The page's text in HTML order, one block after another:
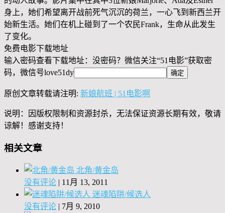
身上，她们希望离开战前死气沉沉的荷兰，一心飞到新西兰开
始新生活。她们在机上碰到了一个农民Frank，生命从此发生
了变化。
免费电影下载地址
输入密码查看下载地址：没密码？微信关注“51电影”获取密
码，微信号love51dy
原创文章转载请注明: 新娘航班 | 51电影啊
说明：因版权限制和资源封杀，无法保证资源长期有效，敬请
谅解！感谢支持！
相关文章
北角/黄金岛
没有评论 | 11月 13, 2011
迷魂陷阱/候选人
没有评论 | 7月 9, 2010